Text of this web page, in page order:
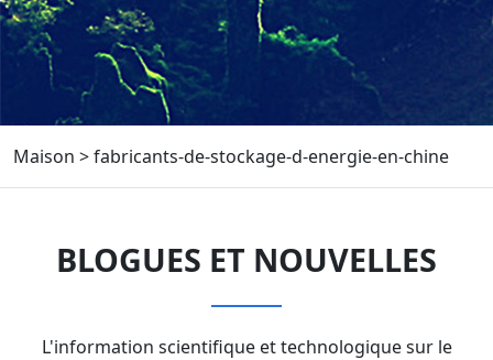
Maison >fabricants-de-stockage-d-energie-en-chine
BLOGUES ET NOUVELLES
L'information scientifique et technologique sur le